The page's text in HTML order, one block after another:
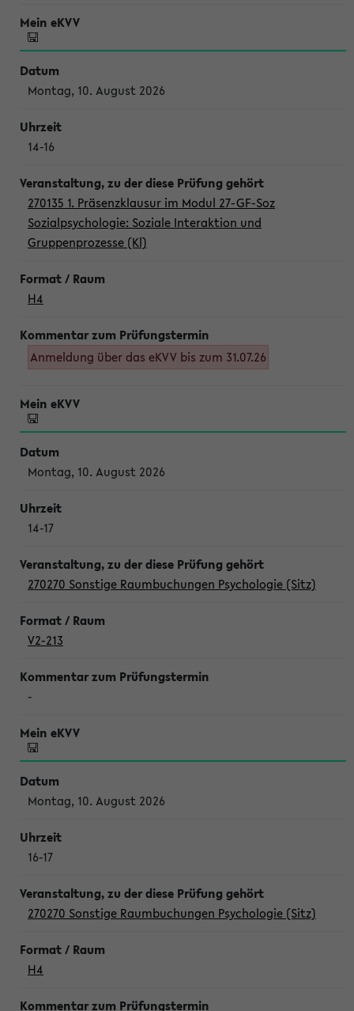
Montag, 10. August 2026
14-16
270135 1. Präsenzklausur im Modul 27-GF-Soz
Sozialpsychologie: Soziale Interaktion und
Gruppenprozesse (Kl)
H4
Anmeldung über das eKVV bis zum 31.07.26
Montag, 10. August 2026
14-17
270270 Sonstige Raumbuchungen Psychologie (Sitz)
V2-213
-
Montag, 10. August 2026
16-17
270270 Sonstige Raumbuchungen Psychologie (Sitz)
H4